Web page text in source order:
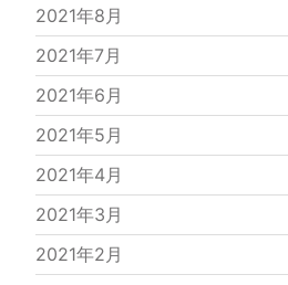
2021年8月
2021年7月
2021年6月
2021年5月
2021年4月
2021年3月
2021年2月